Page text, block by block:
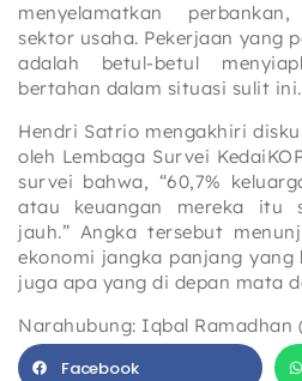
menyelamatkan
sektor usaha. Pekerjaan yang
adalah betul-betul
bertahan dalam situasi sulit
Hendri Satrio mengakhiri
oleh Lembaga Survei
survei bahwa, “60,7%
atau keuangan mereka itu
jauh.” Angka tersebut
ekonomi jangka panjang
juga apa yang di depan mata
Narahubung: Iqbal Ramadhan
Facebook